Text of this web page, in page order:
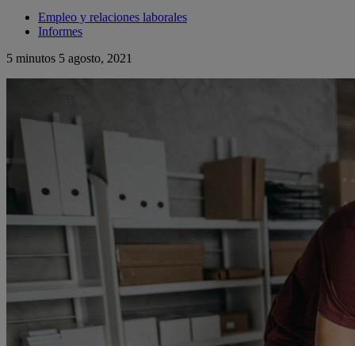
Empleo y relaciones laborales
Informes
5 minutos 5 agosto, 2021